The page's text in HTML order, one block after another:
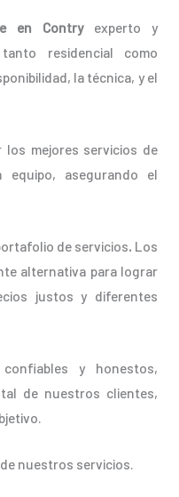
en Contryexperto y
residencial como
la técnica, y el
mejores servicios de
equipo, asegurando el
de servicios. Los
alternativa para lograr
justos y diferentes
y honestos,
de nuestros clientes,
nuestros servicios.